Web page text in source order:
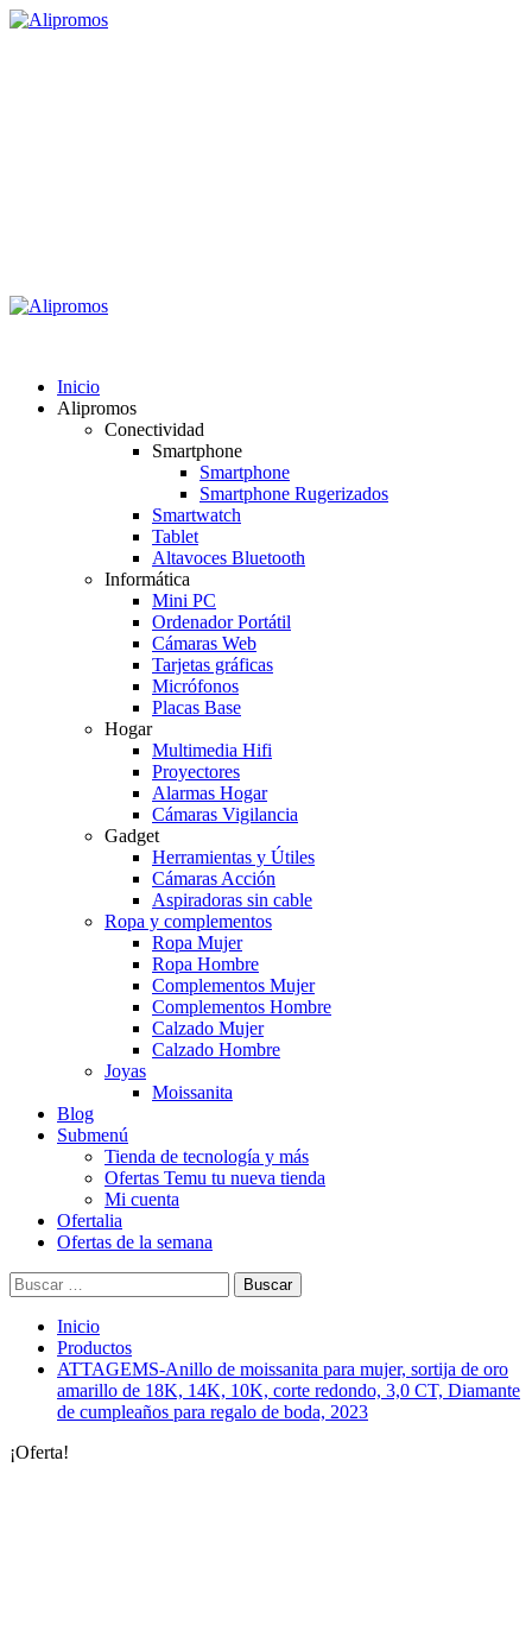
Saltar
Menú
Inicio
Alipromos
Conectividad
Smartphone
Smartphone
Smartphone Rugerizados
Smartwatch
Tablet
Altavoces Bluetooth
Informática
Mini PC
Ordenador Portátil
Cámaras Web
Tarjetas gráficas
Micrófonos
Placas Base
Hogar
Multimedia Hifi
Proyectores
Alarmas Hogar
Cámaras Vigilancia
Gadget
Herramientas y Útiles
Cámaras Acción
Aspiradoras sin cable
Ropa y complementos
Ropa Mujer
Ropa Hombre
Complementos Mujer
Complementos Hombre
Calzado Mujer
Calzado Hombre
Joyas
Moissanita
Blog
Submenú
Tienda de tecnología y más
Ofertas Temu tu nueva tienda
Mi cuenta
Ofertalia
Ofertas de la semana
Buscar:
Inicio
Productos
ATTAGEMS-Anillo de moissanita para mujer, sortija de oro
amarillo de 18K, 14K, 10K, corte redondo, 3,0 CT, Diamante
de cumpleaños para regalo de boda, 2023
¡Oferta!